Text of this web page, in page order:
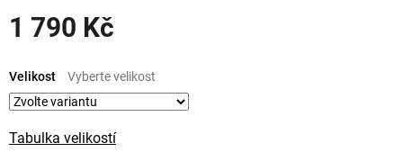
1 790 Kč
cena:
Tabulka velikostí
Velikost